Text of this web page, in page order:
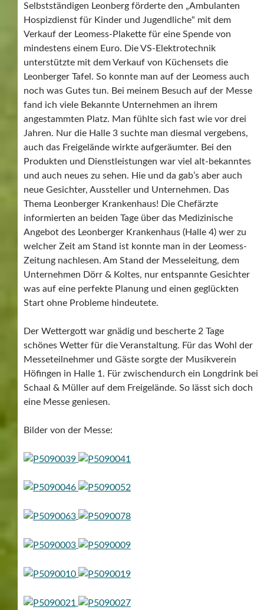
Selbstständigen Leonberg förderte den „Ambulanten
Hospizdienst für Kinder und Jugendliche“ mit dem
Verkauf der Leomess-Plakette für eine Spende von
mindestens einem Euro. Die VS-Elektrotechnik
unterstützte mit dem Verkauf von Küchensets die
Leonberger Tafel. So konnte man auf der Leomess auch
noch was Gutes tun. Bei meinem Besuch auf der Messe
fand ich viele Bekannte Unternehmen an ihrem
angestammten Platz. Man fühlte sich fast wie vor drei
Jahren. Nur die Halle 3 suchte man diesmal vergebens,
auch das Freigelände wirkte aufgeräumter. Bei den
Produkten und Dienstleistungen war viel alt-bekanntes
und auch neues zu sehen. Hie und da gab’s aber auch
neue Gesichter, Aussteller und Unternehmen. Das
Thema Leonberger Krankenhaus! Die Chefärzte
informierten an beiden Tage über das Medizinische
Angebot des Leonberger Krankenhaus (Halle 4) wer zu
welcher Zeit am Stand ist konnte man in der Leomess-
Zeitung nachlesen. Am Stand der Messeleitung, dem
Unternehmen Dörr & Koltes, nur entspannte Gesichter
was auf eine perfekte Planung und einen geglückten
Start ohne Probleme hindeutete.
Der Wettergott war gnädig und bescherte 2 Tage
schönes Wetter für die Veranstaltung. Für das Wohl der
Messeteilnehmer und Gäste sorgte der Musikverein
Höfingen in Halle 1. Für zwischendurch ein Longdrink bei
Schaal & Müller auf dem Freigelände. So lässt sich doch
eine Messe geniesen.
Bilder von der Messe: